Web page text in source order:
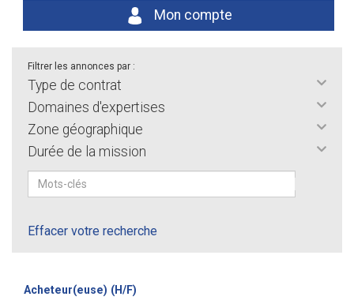
Mon compte
Filtrer les annonces par :
Type de contrat
Domaines d'expertises
Zone géographique
Durée de la mission
Effacer votre recherche
Acheteur(euse) (H/F)